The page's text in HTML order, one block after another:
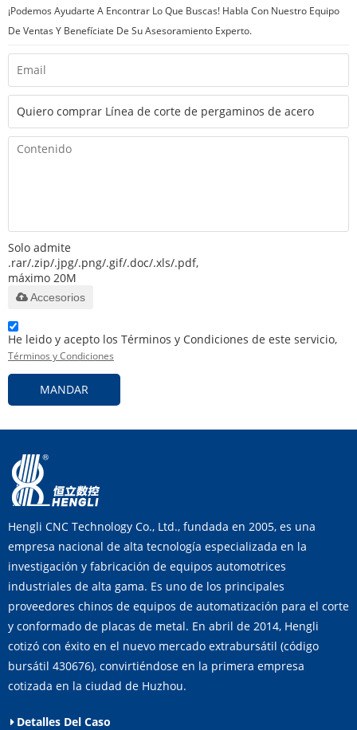
¡Podemos Ayudarte A Encontrar Lo Que Buscas! Habla Con Nuestro Equipo
De Ventas Y Benefíciate De Su Asesoramiento Experto.
Solo admite
.rar/.zip/.jpg/.png/.gif/.doc/.xls/.pdf,
máximo 20M
Accesorios
He leido y acepto los Términos y Condiciones de este servicio,
Términos y Condiciones
MANDAR
Hengli CNC Technology Co., Ltd., fundada en 2005, es una
empresa nacional de alta tecnología especializada en la
investigación y fabricación de equipos automotrices
industriales de alta gama. Es uno de los principales
proveedores chinos de equipos de automatización para el corte
y conformado de placas de metal. En abril de 2014, Hengli
cotizó con éxito en el nuevo mercado extrabursátil (código
bursátil 430676), convirtiéndose en la primera empresa
cotizada en la ciudad de Huzhou.
Detalles Del Caso